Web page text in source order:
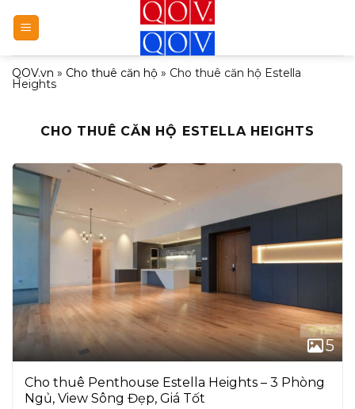
qua
nội
dung
QOV.vn » Cho thuê căn hộ » Cho thuê căn hộ Estella
Heights
CHO THUÊ CĂN HỘ ESTELLA HEIGHTS
5
Cho thuê Penthouse Estella Heights – 3 Phòng
Ngủ, View Sông Đẹp, Giá Tốt